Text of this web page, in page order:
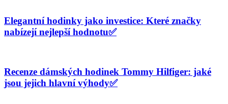
Elegantní hodinky jako investice: Které značky
nabízejí nejlepší hodnotu✅
Recenze dámských hodinek Tommy Hilfiger: jaké
jsou jejich hlavní výhody✅